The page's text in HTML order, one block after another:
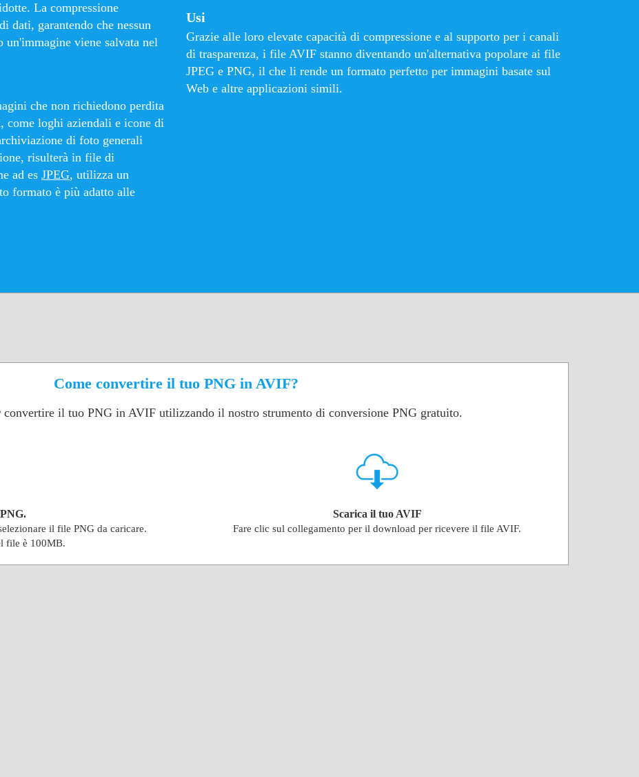
La compressione
dati, garantendo che nessun
un'immagine viene salvata nel
che non richiedono perdita
come loghi aziendali e icone di
di foto generali
risulterà in file di
ad es JPEG, utilizza un
formato è più adatto alle
Usi
Grazie alle loro elevate capacità di compressione e al supporto per i canali
di trasparenza, i file AVIF stanno diventando un'alternativa popolare ai file
JPEG e PNG, il che li rende un formato perfetto per immagini basate sul
Web e altre applicazioni simili.
Come convertire il tuo PNG in AVIF?
convertire il tuo PNG in AVIF utilizzando il nostro strumento di conversione PNG gratuito.
il file PNG da caricare.
file è 100MB.
Scarica il tuo AVIF
Fare clic sul collegamento per il download per ricevere il file AVIF.